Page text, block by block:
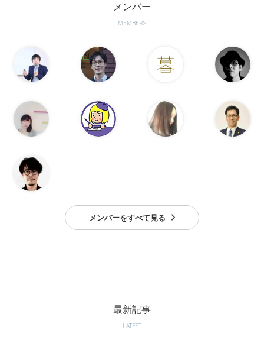
メンバー
MEMBERS
メンバーをすべて見る
最新記事
LATEST